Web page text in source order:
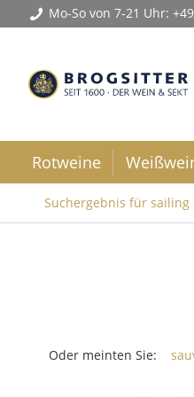
Mo-So von 7-21 Uhr:
Rotweine
Suchergebnis für sailing
Oder meinten Sie: